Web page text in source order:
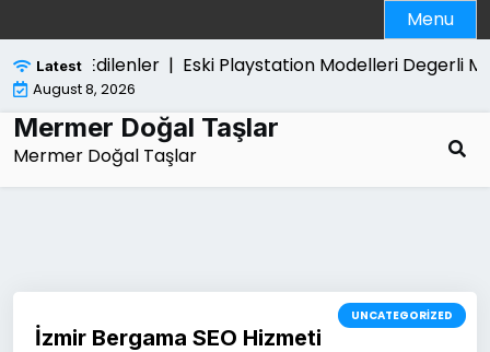
to
content
Menu
Latest
Merak Edilenler | Eski Playstation Modelleri Degerli Mi
August 8, 2026
Mermer Doğal Taşlar
Mermer Doğal Taşlar
UNCATEGORIZED
İzmir Bergama SEO Hizmeti